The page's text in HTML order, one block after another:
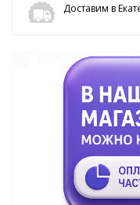
Доставим в